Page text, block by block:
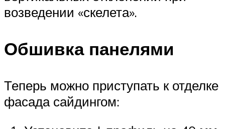
возведении «скелета».
Обшивка панелями
Теперь можно приступать к отделке
фасада сайдингом: